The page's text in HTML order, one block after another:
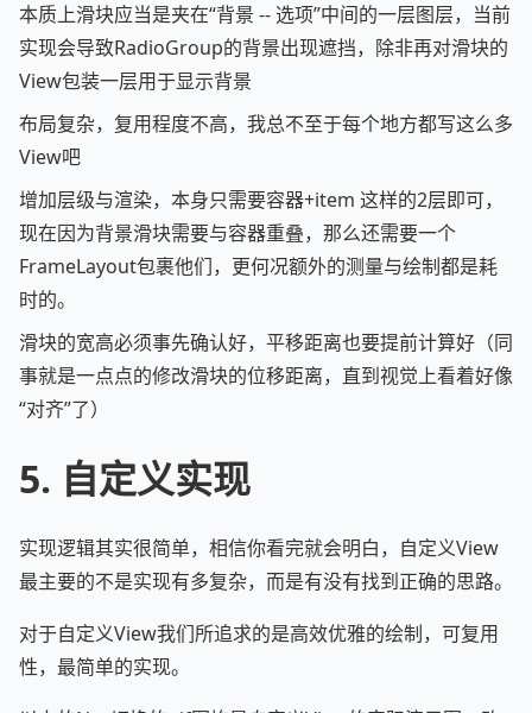
本质上滑块应当是夹在“背景 -- 选项”中间的一层图层，当前
实现会导致RadioGroup的背景出现遮挡，除非再对滑块的
View包装一层用于显示背景
布局复杂，复用程度不高，我总不至于每个地方都写这么多
View吧
增加层级与渲染，本身只需要容器+item 这样的2层即可，
现在因为背景滑块需要与容器重叠，那么还需要一个
FrameLayout包裹他们，更何况额外的测量与绘制都是耗
时的。
滑块的宽高必须事先确认好，平移距离也要提前计算好（同
事就是一点点的修改滑块的位移距离，直到视觉上看着好像
“对齐”了）
5. 自定义实现
实现逻辑其实很简单，相信你看完就会明白，自定义View
最主要的不是实现有多复杂，而是有没有找到正确的思路。
对于自定义View我们所追求的是高效优雅的绘制，可复用
性，最简单的实现。